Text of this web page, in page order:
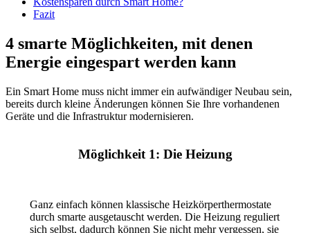
Fazit
4 smarte Möglichkeiten, mit denen
Energie eingespart werden kann
Ein Smart Home muss nicht immer ein aufwändiger Neubau sein,
bereits durch kleine Änderungen können Sie Ihre vorhandenen
Geräte und die Infrastruktur modernisieren.
Möglichkeit 1: Die Heizung
Ganz einfach können klassische Heizkörperthermostate
durch smarte ausgetauscht werden. Die Heizung reguliert
sich selbst, dadurch können Sie nicht mehr vergessen, sie